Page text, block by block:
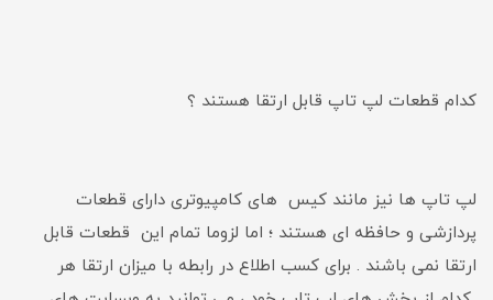
کدام قطعات لپ تاپ قابل ارتقا هستند ؟
لپ تاپ ها نیز مانند کیس های کامپیوتری دارای قطعات
پردازشی و حافظه ای هستند ؛ اما لزوما تمام این قطعات قابل
ارتقا نمی باشند . برای کسب اطلاع در رابطه با میزان ارتقا هر